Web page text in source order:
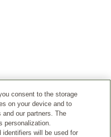
consent to the storage
on your device and to
our partners. The
personalization.
identifiers will be used for